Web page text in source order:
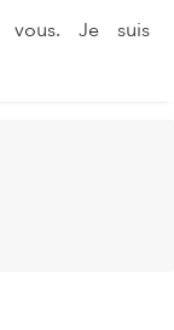
vous. Je suis